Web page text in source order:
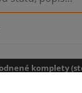
komplety